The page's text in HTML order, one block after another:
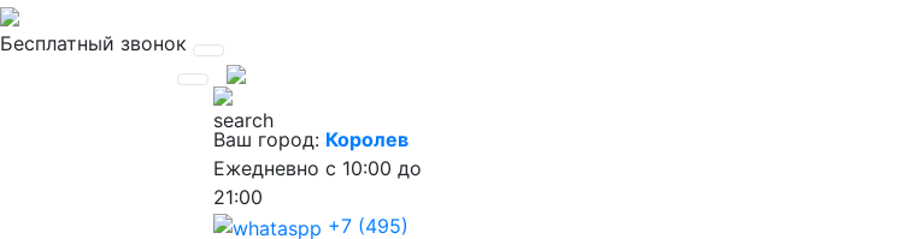
Бесплатный звонок
Ваш город: Королев
Ежедневно с 10:00 до
21:00
+7 (495)